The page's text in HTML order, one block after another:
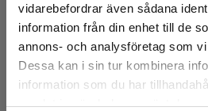
vidarebefordrar även sådana
information från din enhet till de
annons- och analysföretag som
Dessa kan i sin tur kombinera
information som du har
samlat in när du har använt deras
Tillbehör